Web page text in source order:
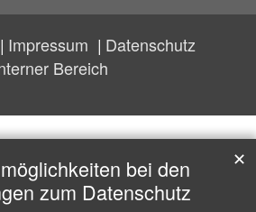
Impressum
Datenschutz
Bereich
bei den
zum Datenschutz
✕